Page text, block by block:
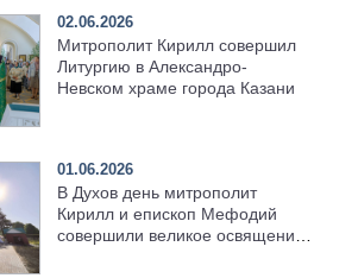
02.06.2026
Митрополит Кирилл совершил
Литургию в Александро-
Невском храме города Казани
01.06.2026
В Духов день митрополит
Кирилл и епископ Мефодий
совершили великое освящение